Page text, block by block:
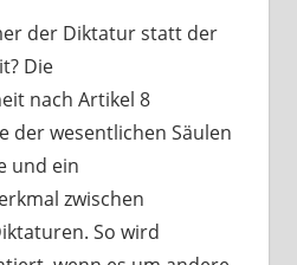
der Diktatur statt der
Die
nach Artikel 8
der wesentlichen Säulen
und ein
zwischen
So wird